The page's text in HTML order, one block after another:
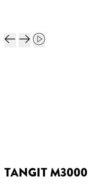
TANGIT M3000